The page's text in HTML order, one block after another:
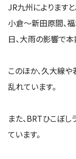
JR九州によります
小倉～新田原間、
日、大雨の影響で
このほか、久大線
乱れています。
また、BRTひこぼ
ています。